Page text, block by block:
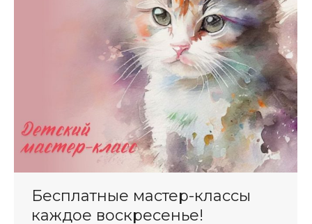
Бесплатные мастер-классы
каждое воскресенье!